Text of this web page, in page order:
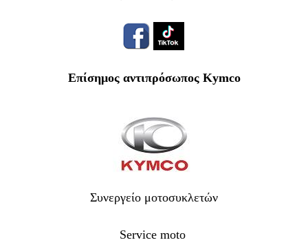
Επίσημος αντιπρόσωπος Kymco
Συνεργείο μοτοσυκλετών
Service moto